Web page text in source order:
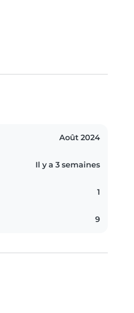
Août 2024
Il y a 3 semaines
1
9